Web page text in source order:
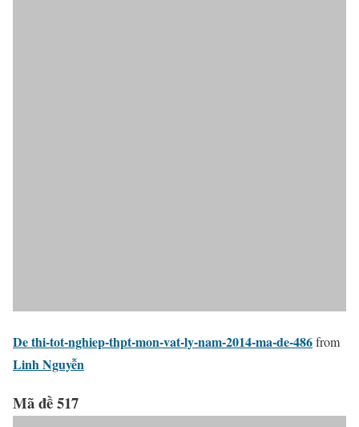
De thi-tot-nghiep-thpt-mon-vat-ly-nam-2014-ma-de-486from
Linh Nguyễn
Mã đề 517